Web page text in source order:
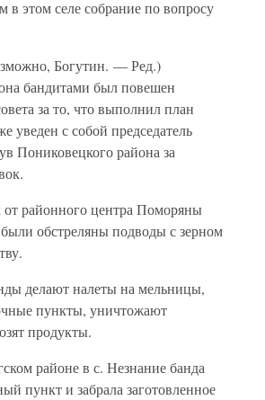
в этом селе собрание по вопросу
Богутин. — Ред.)
бандитами был повешен
за то, что выполнил план
уведен с собой председатель
Пониковецкого района за
от районного центра Поморяны
обстреляны подводы с зерном
делают налеты на мельницы,
пункты, уничтожают
продукты.
районе в с. Незнание банда
пункт и забрала заготовленное